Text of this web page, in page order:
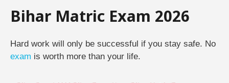
Bihar Matric Exam 2026
Hard work will only be successful if you stay safe. No
exam is worth more than your life.